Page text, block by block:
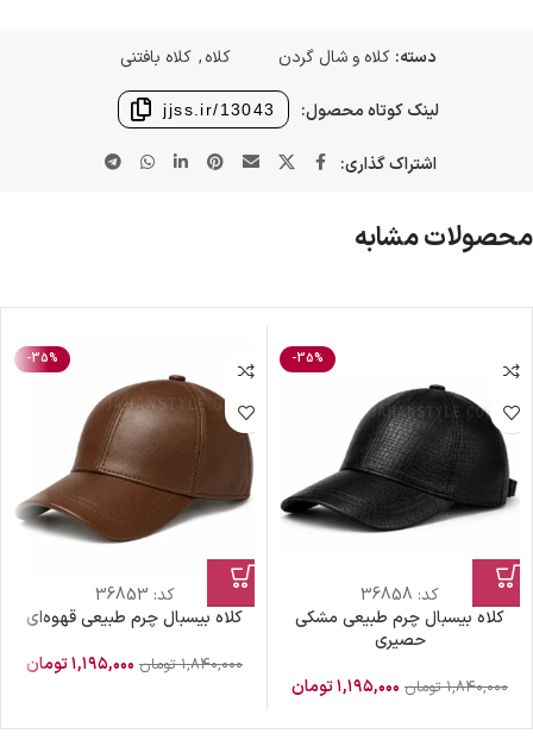
دسته: کلاه و شال گردن کلاه, کلاه بافتنی
لینک کوتاه محصول: jjss.ir/13043
اشتراک گذاری:
محصولات مشابه
-35%
کد: 36858
کلاه بیسبال چرم طبیعی مشکی
حصیری
۱,۸۴۰,۰۰۰ تومان ۱,۱۹۵,۰۰۰تومان
-35%
کد: 36853
کلاه بیسبال چرم طبیعی قهوه‌ای
۱,۸۴۰,۰۰۰ تومان ۱,۱۹۵,۰۰۰تومان
ضمانت اصالت کالا